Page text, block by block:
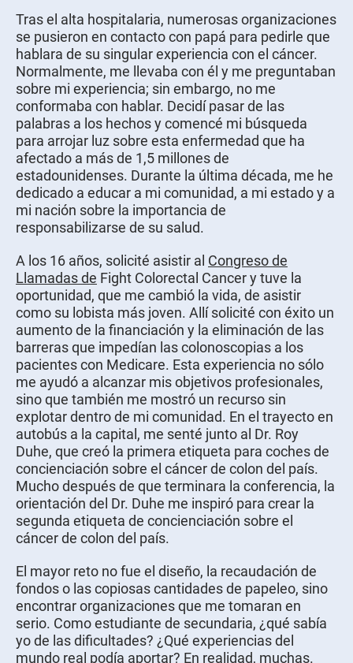
Tras el alta hospitalaria, numerosas organizaciones
se pusieron en contacto con papá para pedirle que
hablara de su singular experiencia con el cáncer.
Normalmente, me llevaba con él y me preguntaban
sobre mi experiencia; sin embargo, no me
conformaba con hablar. Decidí pasar de las
palabras a los hechos y comencé mi búsqueda
para arrojar luz sobre esta enfermedad que ha
afectado a más de 1,5 millones de
estadounidenses. Durante la última década, me he
dedicado a educar a mi comunidad, a mi estado y a
mi nación sobre la importancia de
responsabilizarse de su salud.
A los 16 años, solicité asistir al Congreso de
Llamadas de Fight Colorectal Cancer y tuve la
oportunidad, que me cambió la vida, de asistir
como su lobista más joven. Allí solicité con éxito un
aumento de la financiación y la eliminación de las
barreras que impedían las colonoscopias a los
pacientes con Medicare. Esta experiencia no sólo
me ayudó a alcanzar mis objetivos profesionales,
sino que también me mostró un recurso sin
explotar dentro de mi comunidad. En el trayecto en
autobús a la capital, me senté junto al Dr. Roy
Duhe, que creó la primera etiqueta para coches de
concienciación sobre el cáncer de colon del país.
Mucho después de que terminara la conferencia, la
orientación del Dr. Duhe me inspiró para crear la
segunda etiqueta de concienciación sobre el
cáncer de colon del país.
El mayor reto no fue el diseño, la recaudación de
fondos o las copiosas cantidades de papeleo, sino
encontrar organizaciones que me tomaran en
serio. Como estudiante de secundaria, ¿qué sabía
yo de las dificultades? ¿Qué experiencias del
mundo real podía aportar? En realidad, muchas.